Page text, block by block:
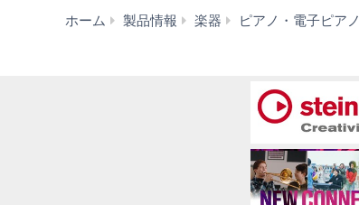
ホーム 製品情報 楽器 ピアノ・電子ピアノ